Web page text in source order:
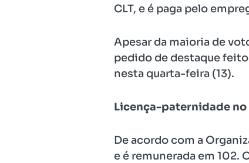
CLT, e é paga pelo
Apesar da maioria de
pedido de destaque
nesta quarta-feira (13).
Licença-paternidade
De acordo com a
e é remunerada em